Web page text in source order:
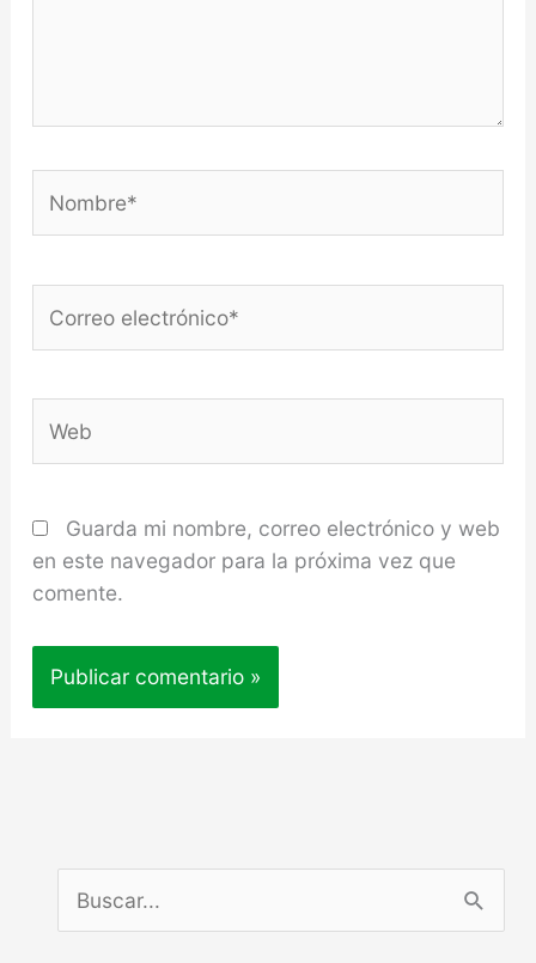
electrónico*
Guarda mi nombre, correo electrónico y web
en este navegador para la próxima vez que
comente.
u